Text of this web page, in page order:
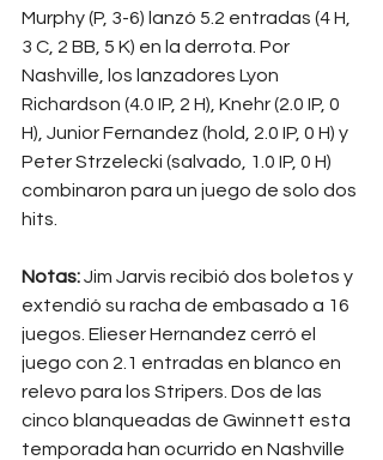
Murphy (P, 3-6) lanzó 5.2 entradas (4 H,
3 C, 2 BB, 5 K) en la derrota. Por
Nashville, los lanzadores Lyon
Richardson (4.0 IP, 2 H), Knehr (2.0 IP, 0
H), Junior Fernandez (hold, 2.0 IP, 0 H) y
Peter Strzelecki (salvado, 1.0 IP, 0 H)
combinaron para un juego de solo dos
hits.
Notas: Jim Jarvis recibió dos boletos y
extendió su racha de embasado a 16
juegos. Elieser Hernandez cerró el
juego con 2.1 entradas en blanco en
relevo para los Stripers. Dos de las
cinco blanqueadas de Gwinnett esta
temporada han ocurrido en Nashville